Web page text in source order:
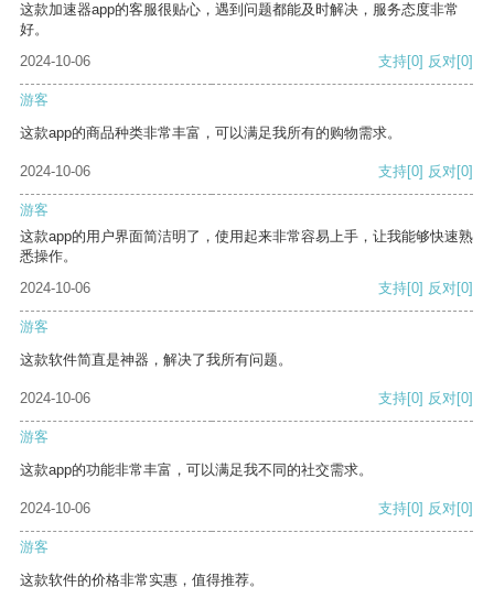
这款加速器app的客服很贴心，遇到问题都能及时解决，服务态度非常
好。
2024-10-06
支持[0] 反对[0]
游客
这款app的商品种类非常丰富，可以满足我所有的购物需求。
2024-10-06 支持[0] 反对[0]
游客
这款app的用户界面简洁明了，使用起来非常容易上手，让我能够快速熟
悉操作。
2024-10-06
支持[0] 反对[0]
游客
这款软件简直是神器，解决了我所有问题。
2024-10-06 支持[0] 反对[0]
游客
这款app的功能非常丰富，可以满足我不同的社交需求。
2024-10-06 支持[0] 反对[0]
游客
这款软件的价格非常实惠，值得推荐。